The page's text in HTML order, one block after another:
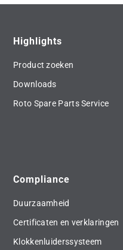
Highlights
Product zoeken
Downloads
Roto Spare Parts Service
Compliance
Duurzaamheid
Certificaten en verklaringen
Klokkenluiderssysteem